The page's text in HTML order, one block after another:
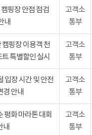
핑장 안점 점검
내
고객소
통부
핑장 이용객 천
특별할인 실시
고객소
통부
입장 시간 및 안전
경 안내
고객소
통부
평화 마라톤 대회
내
고객소
통부